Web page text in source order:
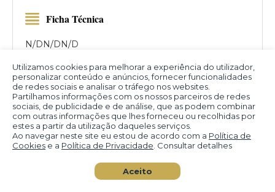
Utilizamos cookies para melhorar a experiência do utilizador,
personalizar conteúdo e anúncios, fornecer funcionalidades
de redes sociais e analisar o tráfego nos websites.
Partilhamos informações com os nossos parceiros de redes
sociais, de publicidade e de análise, que as podem combinar
com outras informações que lhes forneceu ou recolhidas por
estes a partir da utilização daqueles serviços.
Ao navegar neste site eu estou de acordo com a Política de
Cookies e a Política de Privacidade . Consultar detalhes
Aceito
Valor Atual (BRL)
Seu Lance (BRL)
Ficha Técnica
N/DN/DN/D
Adicionar aos favoritos